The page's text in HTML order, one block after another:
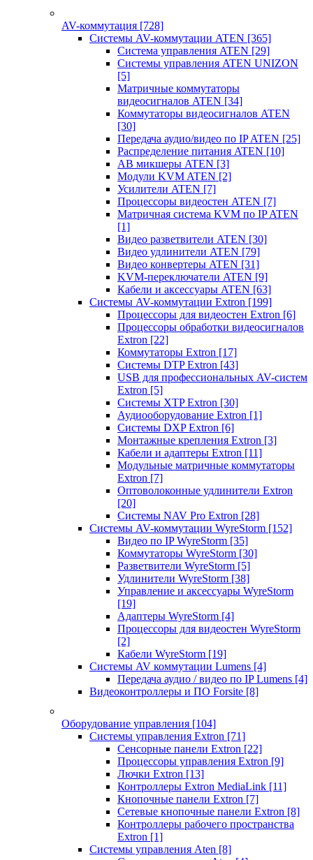
AV-коммутация [728]
Системы AV-коммутации ATEN [365]
Система управления ATEN [29]
Системы управления ATEN UNIZON
[5]
Матричные коммутаторы
видеосигналов ATEN [34]
Коммутаторы видеосигналов ATEN
[30]
Передача аудио/видео по IP ATEN [25]
Распределение питания ATEN [10]
АВ микшеры ATEN [3]
Модули KVM ATEN [2]
Усилители ATEN [7]
Процессоры видеостен ATEN [7]
Матричная система KVM по IP ATEN
[1]
Видео разветвители ATEN [30]
Видео удлинители ATEN [79]
Видео конвертеры ATEN [31]
KVM-переключатели ATEN [9]
Кабели и аксессуары ATEN [63]
Системы AV-коммутации Extron [199]
Процессоры для видеостен Extron [6]
Процессоры обработки видеосигналов
Extron [22]
Коммутаторы Extron [17]
Системы DTP Extron [43]
USB для профессиональных AV-систем
Extron [5]
Системы XTP Extron [30]
Аудиооборудование Extron [1]
Системы DXP Extron [6]
Монтажные крепления Extron [3]
Кабели и адаптеры Extron [11]
Модульные матричные коммутаторы
Extron [7]
Оптоволоконные удлинители Extron
[20]
Системы NAV Pro Extron [28]
Системы AV-коммутации WyreStorm [152]
Видео по IP WyreStorm [35]
Коммутаторы WyreStorm [30]
Разветвители WyreStorm [5]
Удлинители WyreStorm [38]
Управление и аксессуары WyreStorm
[19]
Адаптеры WyreStorm [4]
Процессоры для видеостен WyreStorm
[2]
Кабели WyreStorm [19]
Системы AV коммутации Lumens [4]
Передача аудио / видео по IP Lumens [4]
Видеоконтроллеры и ПО Forsite [8]
Оборудование управления [104]
Системы управления Extron [71]
Сенсорные панели Extron [22]
Процессоры управления Extron [9]
Лючки Extron [13]
Контроллеры Extron MediaLink [11]
Кнопочные панели Extron [7]
Сетевые кнопочные панели Extron [8]
Контроллеры рабочего пространства
Extron [1]
Системы управления Aten [8]